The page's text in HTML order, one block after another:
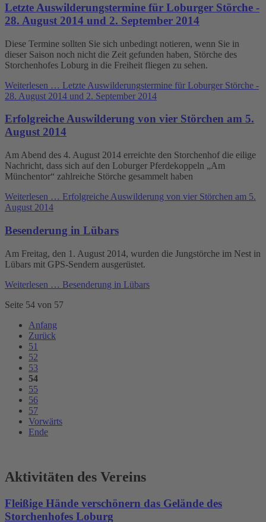
Letzte Auswilderungstermine für Loburger Störche -
28. August 2014 und 2. September 2014
Diese Termine sollten Sie sich unbedingt notieren, wenn Sie in
dieser Saison noch nicht die Zeit gefunden haben, Störche des
Storchenhofes Loburg in die Freiheit fliegen zu sehen.
Weiterlesen … Letzte Auswilderungstermine für Loburger Störche -
28. August 2014 und 2. September 2014
Erfolgreiche Auswilderung von vier Störchen am 5.
August 2014
Am Abend des 4. August 2014 erreichte den Storchenhof die eilige
Nachricht, dass sich auf den Loburger Pferdekoppeln „Am
Münchentor“ zahlreiche Störche gesammelt haben
Weiterlesen … Erfolgreiche Auswilderung von vier Störchen am 5.
August 2014
Besenderung in Lübars
Am Freitag, den 1. August 2014, wurden die Jungstörche im Nest in
Lübars mit GPS-Sendern ausgerüstet.
Weiterlesen … Besenderung in Lübars
Seite 54 von 57
Anfang
Zurück
51
52
53
54
55
56
57
Vorwärts
Ende
Aktivitäten des Vereins
Fleißige Hände verschönern das Gelände des
Storchenhofes Loburg